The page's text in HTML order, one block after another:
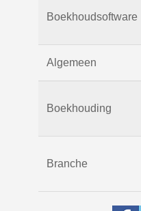
Boekhoudsoftware
Algemeen
Boekhouding
Branche